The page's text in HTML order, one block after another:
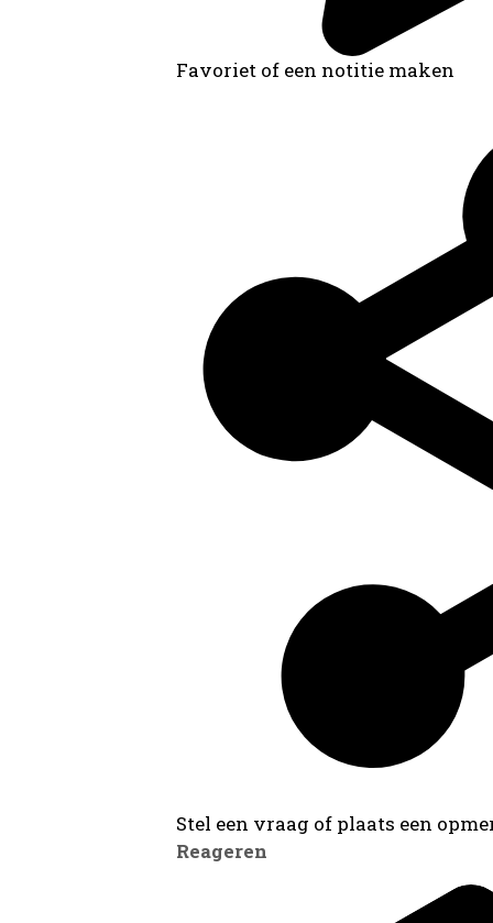
Favoriet of een notitie maken
Stel een vraag of plaats een
Reageren